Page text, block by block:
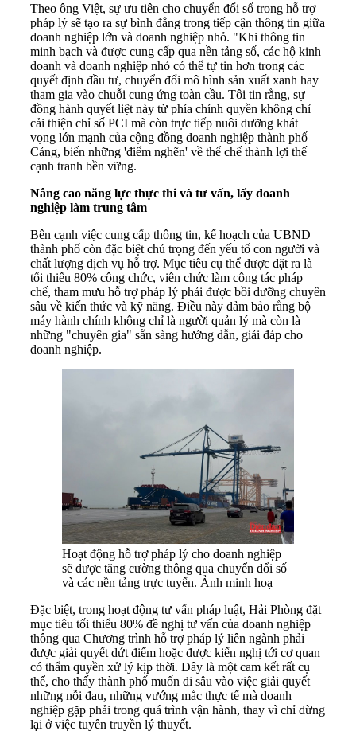
Theo ông Việt, sự ưu tiên cho chuyển đổi số trong hỗ trợ
pháp lý sẽ tạo ra sự bình đẳng trong tiếp cận thông tin giữa
doanh nghiệp lớn và doanh nghiệp nhỏ. "Khi thông tin
minh bạch và được cung cấp qua nền tảng số, các hộ kinh
doanh và doanh nghiệp nhỏ có thể tự tin hơn trong các
quyết định đầu tư, chuyển đổi mô hình sản xuất xanh hay
tham gia vào chuỗi cung ứng toàn cầu. Tôi tin rằng, sự
đồng hành quyết liệt này từ phía chính quyền không chỉ
cải thiện chỉ số PCI mà còn trực tiếp nuôi dưỡng khát
vọng lớn mạnh của cộng đồng doanh nghiệp thành phố
Cảng, biến những 'điểm nghẽn' về thể chế thành lợi thế
cạnh tranh bền vững.
Nâng cao năng lực thực thi và tư vấn, lấy doanh
nghiệp làm trung tâm
Bên cạnh việc cung cấp thông tin, kế hoạch của UBND
thành phố còn đặc biệt chú trọng đến yếu tố con người và
chất lượng dịch vụ hỗ trợ. Mục tiêu cụ thể được đặt ra là
tối thiểu 80% công chức, viên chức làm công tác pháp
chế, tham mưu hỗ trợ pháp lý phải được bồi dưỡng chuyên
sâu về kiến thức và kỹ năng. Điều này đảm bảo rằng bộ
máy hành chính không chỉ là người quản lý mà còn là
những "chuyên gia" sẵn sàng hướng dẫn, giải đáp cho
doanh nghiệp.
Hoạt động hỗ trợ pháp lý cho doanh nghiệp
sẽ được tăng cường thông qua chuyển đổi số
và các nền tảng trực tuyến. Ảnh minh hoạ
Đặc biệt, trong hoạt động tư vấn pháp luật, Hải Phòng đặt
mục tiêu tối thiểu 80% đề nghị tư vấn của doanh nghiệp
thông qua Chương trình hỗ trợ pháp lý liên ngành phải
được giải quyết dứt điểm hoặc được kiến nghị tới cơ quan
có thẩm quyền xử lý kịp thời. Đây là một cam kết rất cụ
thể, cho thấy thành phố muốn đi sâu vào việc giải quyết
những nỗi đau, những vướng mắc thực tế mà doanh
nghiệp gặp phải trong quá trình vận hành, thay vì chỉ dừng
lại ở việc tuyên truyền lý thuyết.